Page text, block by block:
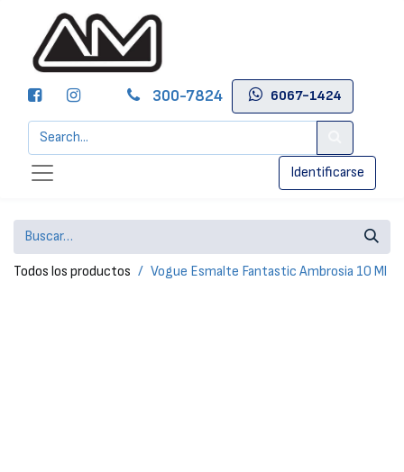
300-7824 6067-1424
Identificarse
Todos los productos Vogue Esmalte Fantastic Ambrosia 10 Ml